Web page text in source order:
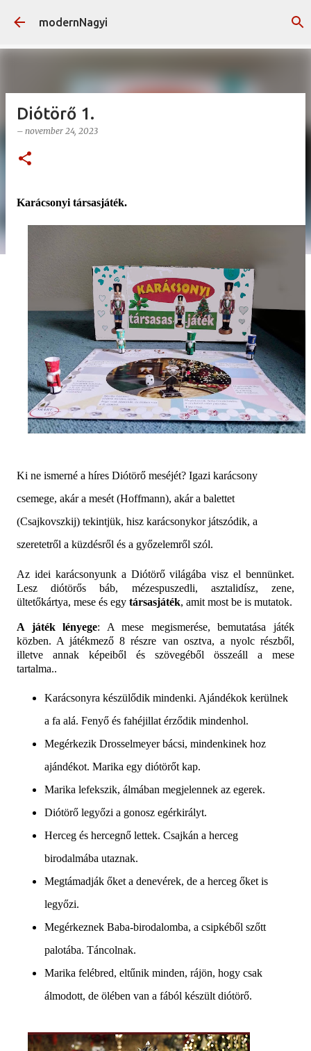
Ugrás a fő tartalomra
modernNagyi
Diótörő 1.
– november 24, 2023
Karácsonyi társasjáték.
Ki ne ismerné a híres Diótörő meséjét? Igazi karácsony
csemege, akár a mesét (Hoffmann), akár a balettet
(Csajkovszkij) tekintjük, hisz karácsonykor játszódik, a
szeretetről a küzdésről és a győzelemről szól.
Az idei karácsonyunk a Diótörő világába visz el bennünket.
Lesz diótörős báb, mézespuszedli, asztalidísz, zene,
ültetőkártya, mese és egy társasjáték, amit most be is mutatok.
A játék lényege: A mese megismerése, bemutatása játék
közben. A játékmező 8 részre van osztva, a nyolc részből,
illetve annak képeiből és szövegéből összeáll a mese
tartalma..
Karácsonyra készülődik mindenki. Ajándékok kerülnek
a fa alá. Fenyő és fahéjillat érződik mindenhol.
Megérkezik Drosselmeyer bácsi, mindenkinek hoz
ajándékot. Marika egy diótörőt kap.
Marika lefekszik, álmában megjelennek az egerek.
Diótörő legyőzi a gonosz egérkirályt.
Herceg és hercegnő lettek. Csajkán a herceg
birodalmába utaznak.
Megtámadják őket a denevérek, de a herceg őket is
legyőzi.
Megérkeznek Baba-birodalomba, a csipkéből szőtt
palotába. Táncolnak.
Marika felébred, eltűnik minden, rájön, hogy csak
álmodott, de ölében van a fából készült diótörő.